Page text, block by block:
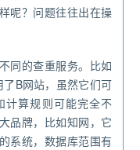
呢？问题往往出在操
同的查重服务。比如
B网站，虽然它们可
计算规则可能完全不
品牌，比如知网，它
系统，数据库范围有